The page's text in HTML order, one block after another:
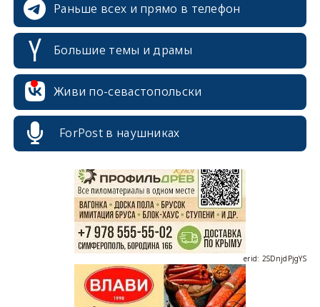
Раньше всех и прямо в телефон
Большие темы и драмы
Живи по-севастопольски
ForPost в наушниках
erid: 2SDnjdvhGXG